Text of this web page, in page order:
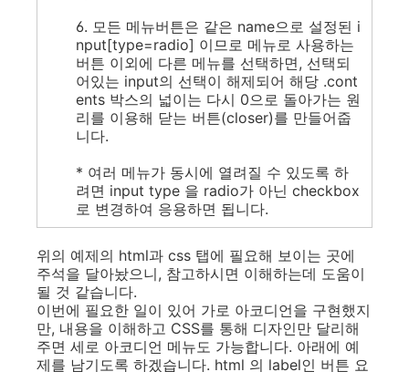
6. 모든 메뉴버튼은 같은 name으로 설정된 i
nput[type=radio] 이므로 메뉴로 사용하는
버튼 이외에 다른 메뉴를 선택하면, 선택되
어있는 input의 선택이 해제되어 해당 .cont
ents 박스의 넓이는 다시 0으로 돌아가는 원
리를 이용해 닫는 버튼(closer)를 만들어줍
니다.
* 여러 메뉴가 동시에 열려질 수 있도록 하
려면 input type 을 radio가 아닌 checkbox
로 변경하여 응용하면 됩니다.
위의 예제의 html과 css 탭에 필요해 보이는 곳에
주석을 달아놨으니, 참고하시면 이해하는데 도움이
될 것 같습니다.
이번에 필요한 일이 있어 가로 아코디언을 구현했지
만, 내용을 이해하고 CSS를 통해 디자인만 달리해
주면 세로 아코디언 메뉴도 가능합니다. 아래에 예
제를 남기도록 하겠습니다. html 의 label인 버튼 요